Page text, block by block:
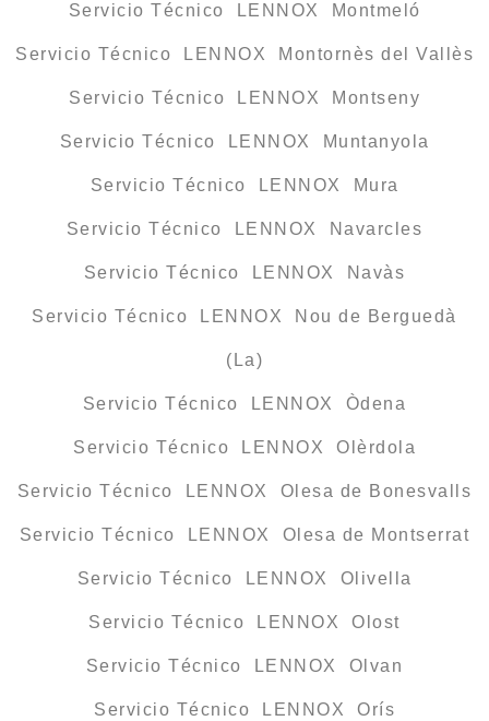
Servicio Técnico LENNOX Montmeló
Servicio Técnico LENNOX Montornès del Vallès
Servicio Técnico LENNOX Montseny
Servicio Técnico LENNOX Muntanyola
Servicio Técnico LENNOX Mura
Servicio Técnico LENNOX Navarcles
Servicio Técnico LENNOX Navàs
Servicio Técnico LENNOX Nou de Berguedà
(La)
Servicio Técnico LENNOX Òdena
Servicio Técnico LENNOX Olèrdola
Servicio Técnico LENNOX Olesa de Bonesvalls
Servicio Técnico LENNOX Olesa de Montserrat
Servicio Técnico LENNOX Olivella
Servicio Técnico LENNOX Olost
Servicio Técnico LENNOX Olvan
Servicio Técnico LENNOX Orís